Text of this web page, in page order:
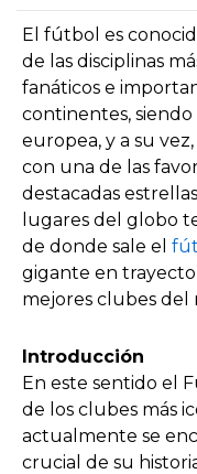
El fútbol es
de las disciplinas
fanáticos e
continentes, siendo
europea, y a su
con una de las
destacadas
lugares del globo
de donde sale el
gigante en
mejores clubes del
Introducción
En este sentido el
de los clubes más
actualmente se
crucial de su